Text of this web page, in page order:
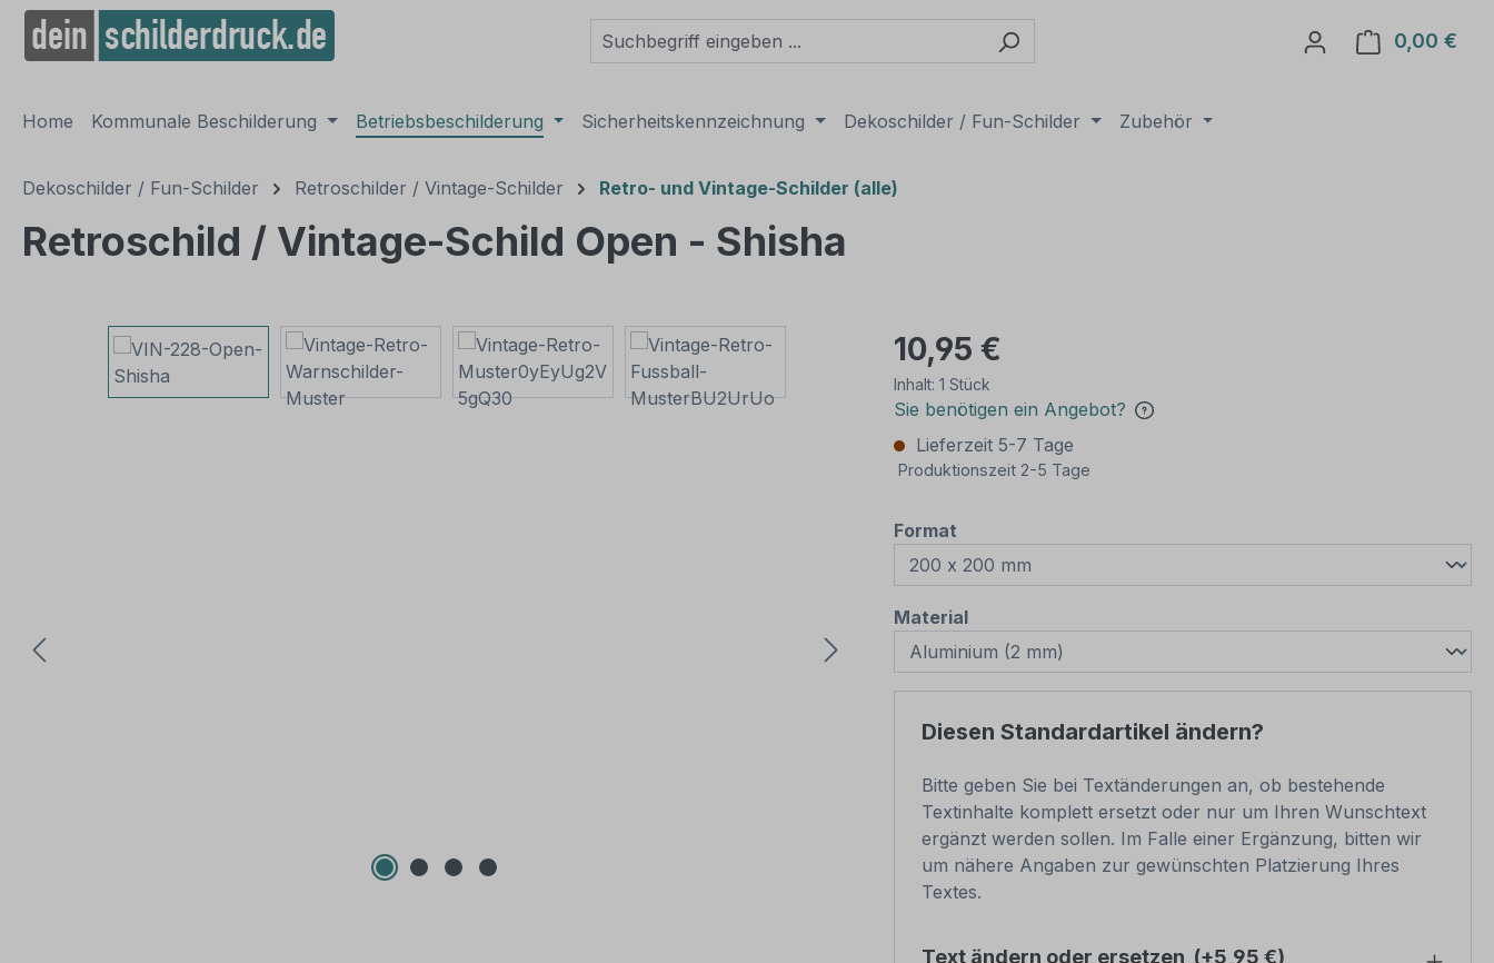
Zur Hauptnavigation springen
0,00 €
Home Kommunale Beschilderung Betriebsbeschilderung Sicherheitskennzeichnung Dekoschilder / Fun-Schilder Zubehör
Dekoschilder / Fun-Schilder Retroschilder / Vintage-Schilder Retro- und Vintage-Schilder (alle)
Retroschild / Vintage-Schild Open - Shisha
Bildergalerie überspringen 10,95 €
Inhalt: 1 Stück
Sie benötigen ein Angebot?
Lieferzeit 5-7 Tage
Produktionszeit 2-5 Tage
Format
Materialauswählen
Diesen Standardartikel ändern?
Bitte geben Sie bei Textänderungen an, ob bestehende
Textinhalte komplett ersetzt oder nur um Ihren Wunschtext
ergänzt werden sollen. Im Falle einer Ergänzung, bitten wir
um nähere Angaben zur gewünschten Platzierung Ihres
Textes.
Text ändern oder ersetzen (+5,95 €)